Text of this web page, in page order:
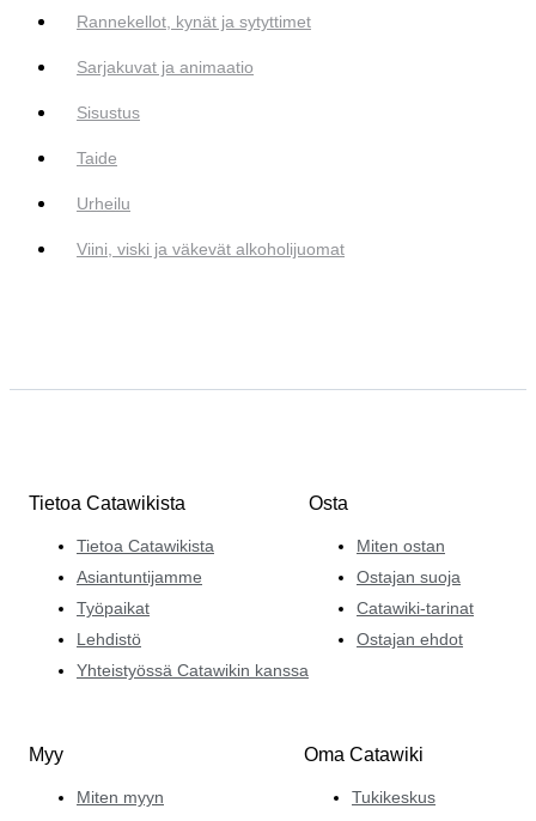
Rannekellot, kynät ja sytyttimet
Sarjakuvat ja animaatio
Sisustus
Taide
Urheilu
Viini, viski ja väkevät alkoholijuomat
Tietoa Catawikista
Tietoa Catawikista
Asiantuntijamme
Työpaikat
Lehdistö
Yhteistyössä Catawikin kanssa
Osta
Miten ostan
Ostajan suoja
Catawiki-tarinat
Ostajan ehdot
Myy
Miten myyn
Oma Catawiki
Tukikeskus